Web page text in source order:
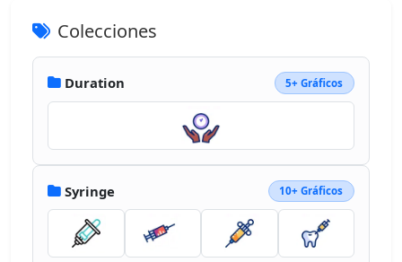
Colecciones
Duration 5+ Gráficos
Syringe 10+ Gráficos